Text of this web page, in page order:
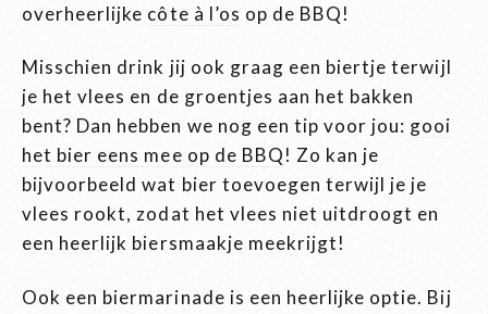
overheerlijke côte à l’os op de BBQ!
Misschien drink jij ook graag een biertje terwijl
je het vlees en de groentjes aan het bakken
bent? Dan hebben we nog een tip voor jou: gooi
het bier eens mee op de BBQ! Zo kan je
bijvoorbeeld wat bier toevoegen terwijl je je
vlees rookt, zodat het vlees niet uitdroogt en
een heerlijk biersmaakje meekrijgt!
Ook een biermarinade is een heerlijke optie. Bij